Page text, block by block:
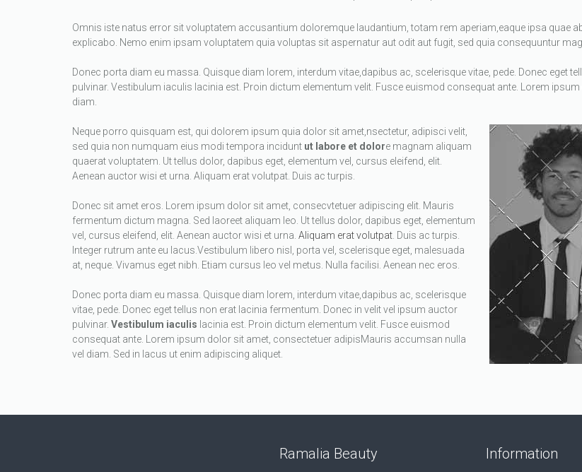
Omnis iste natus error sit voluptatem accusantium doloremque laudantium, totam rem aperiam,eaque ipsa quae
explicabo. Nemo enim ipsam voluptatem quia voluptas sit aspernatur aut odit aut fugit, sed quia consequuntur
Donec porta diam eu massa. Quisque diam lorem, interdum vitae,dapibus ac, scelerisque vitae, pede. Donec eget
pulvinar. Vestibulum iaculis lacinia est. Proin dictum elementum velit. Fusce euismod consequat ante. Lorem
diam.
Neque porro quisquam est, qui dolorem ipsum quia dolor sit amet,nsectetur, adipisci velit,
sed quia non numquam eius modi tempora incidunt ut labore et dolore magnam aliquam
quaerat voluptatem. Ut tellus dolor, dapibus eget, elementum vel, cursus eleifend, elit.
Aenean auctor wisi et urna. Aliquam erat volutpat. Duis ac turpis.
Donec sit amet eros. Lorem ipsum dolor sit amet, consecvtetuer adipiscing elit. Mauris
fermentum dictum magna. Sed laoreet aliquam leo. Ut tellus dolor, dapibus eget, elementum
vel, cursus eleifend, elit. Aenean auctor wisi et urna. Aliquam erat volutpat . Duis ac turpis.
Integer rutrum ante eu lacus.Vestibulum libero nisl, porta vel, scelerisque eget, malesuada
at, neque. Vivamus eget nibh. Etiam cursus leo vel metus. Nulla facilisi. Aenean nec eros.
Donec porta diam eu massa. Quisque diam lorem, interdum vitae,dapibus ac, scelerisque
vitae, pede. Donec eget tellus non erat lacinia fermentum. Donec in velit vel ipsum auctor
pulvinar. Vestibulum iaculis lacinia est. Proin dictum elementum velit. Fusce euismod
consequat ante. Lorem ipsum dolor sit amet, consectetuer adipisMauris accumsan nulla
vel diam. Sed in lacus ut enim adipiscing aliquet.
Ramalia Beauty Information